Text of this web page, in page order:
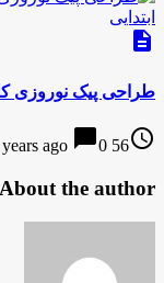
description
طراحی پیک نوروزی
access_time
56 years ago
chat_bubble0
About the author